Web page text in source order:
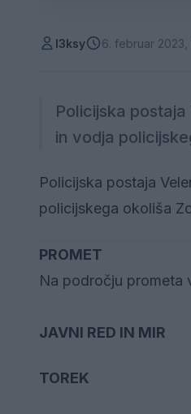
l3ksy 6. februar 2023,
Policijska
in vodja
Policijska postaja
policijskega okoliša
PROMET
Na področju prometa
JAVNI RED IN MIR
TOREK